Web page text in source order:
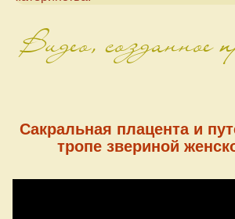
Видео, созданное
Сакральная плацента и
тропе звериной